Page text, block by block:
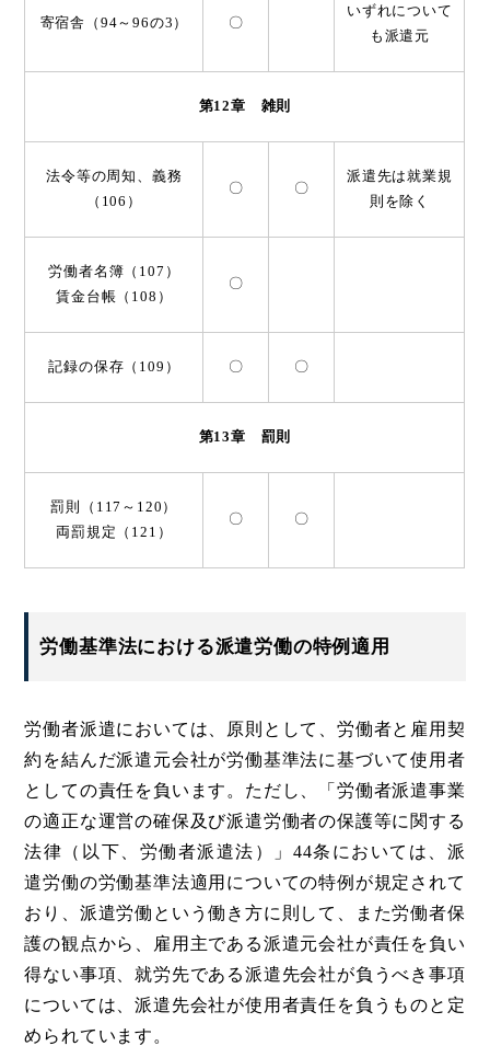
寄宿舎（94～96の3） 〇
いずれについて
も派遣元
第12章 雑則
法令等の周知、義務
（106）
〇 〇
派遣先は就業規
則を除く
労働者名簿（107）
賃金台帳（108）
〇
記録の保存（109） 〇 〇
第13章 罰則
罰則（117～120）
両罰規定（121）
〇 〇
労働基準法における派遣労働の特例適用
労働者派遣においては、原則として、労働者と雇用契
約を結んだ派遣元会社が労働基準法に基づいて使用者
としての責任を負います。ただし、「労働者派遣事業
の適正な運営の確保及び派遣労働者の保護等に関する
法律（以下、労働者派遣法）」44条においては、派
遣労働の労働基準法適用についての特例が規定されて
おり、派遣労働という働き方に則して、また労働者保
護の観点から、雇用主である派遣元会社が責任を負い
得ない事項、就労先である派遣先会社が負うべき事項
については、派遣先会社が使用者責任を負うものと定
められています。